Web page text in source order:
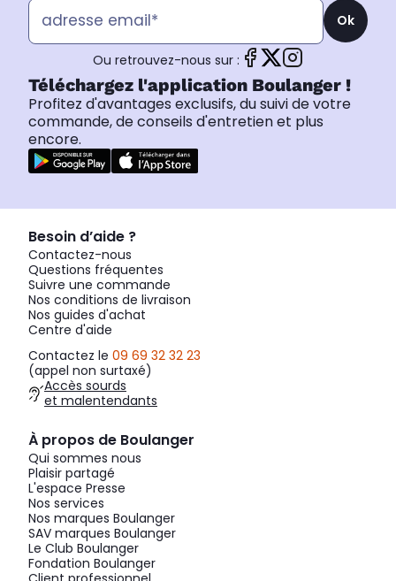
Ok
Ou retrouvez-nous sur :
Téléchargez l'application Boulanger !
Profitez d'avantages exclusifs, du suivi de votre
commande, de conseils d'entretien et plus
encore.
Besoin d’aide ?
Contactez-nous
Questions fréquentes
Suivre une commande
Nos conditions de livraison
Nos guides d'achat
Centre d'aide
Contactez le 09 69 32 32 23
(appel non surtaxé)
Accès sourds
et malentendants
À propos de Boulanger
Qui sommes nous
Plaisir partagé
L'espace Presse
Nos services
Nos marques Boulanger
SAV marques Boulanger
Le Club Boulanger
Fondation Boulanger